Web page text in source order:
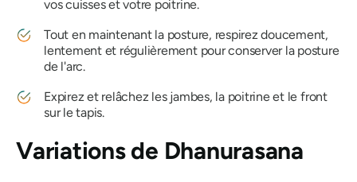
vos cuisses et votre poitrine.
Tout en maintenant la posture, respirez doucement,
lentement et régulièrement pour conserver la posture
de l'arc.
Expirez et relâchez les jambes, la poitrine et le front
sur le tapis.
Variationsde Dhanurasana